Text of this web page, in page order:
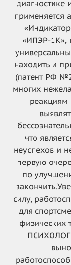
диагностике
применяется
«ИПЭР-1К»,
находить и
(патент РФ
многих
что
неуспехов и
первую
по
закончить.
силу,
для
физических